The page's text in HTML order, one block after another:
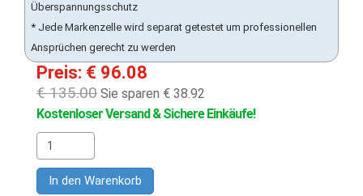
Überspannungsschutz
* Jede Markenzelle wird separat getestet um professionellen
Ansprüchen gerecht zu werden
Preis: € 96.08
€ 135.00 Sie sparen € 38.92
Kostenloser Versand & Sichere Einkäufe!
In den Warenkorb